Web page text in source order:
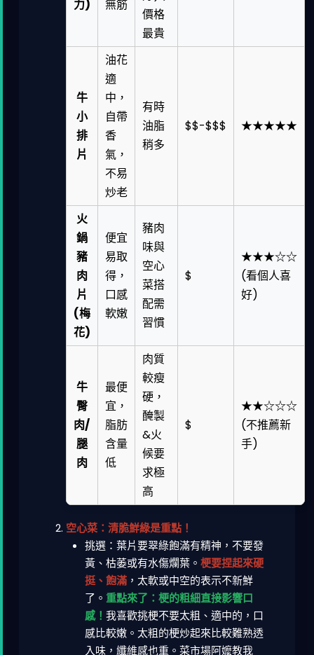
力)
無筋
價格
最貴
牛
小
排
片
油花
適
中，
自帶
香
氣，
不易
炒老
有時
油脂
稍多
$$-$$$ ★★★★★
火
鍋
豬
肉
片
(梅
花)
便宜
易取
得，
口感
軟嫩
豬肉
味與
空心
菜搭
配需
習慣
$
★★★☆☆
(看個人喜
好)
牛
臀
肉/
腿
肉
最便
宜，
脂肪
含量
低
肉質
較瘦
硬，
醃製
&火
候要
求極
高
$
★★☆☆☆
(不推薦新
手)
空心菜：清脆鮮綠是重點！
挑選：葉片要翠綠飽滿有精神，不要發
黃、枯萎或有水傷爛葉。 梗要捏起來硬
挺、飽滿，太軟或中空的表示不新鮮
了。 重點來了：梗的粗細直接影響口
感！ 我喜歡挑梗不要太粗、適中的，口
感比較嫩。太粗的梗炒起來比較難熟透
入味，纖維感也重。菜市場阿嬤教我